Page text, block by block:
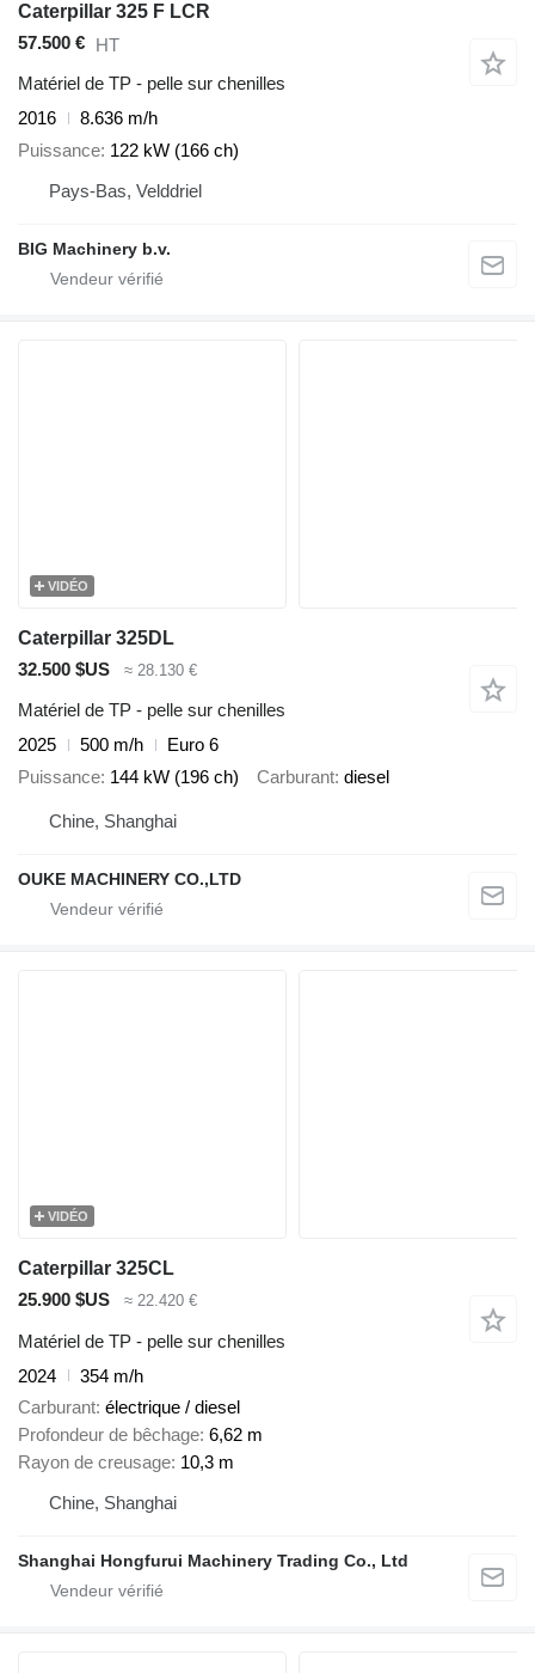
Caterpillar 325 F LCR
57.500 € HT
Matériel de TP - pelle sur chenilles
2016
8.636 m/h
Puissance 122 kW (166 ch)
Pays-Bas, Velddriel
BIG Machinery b.v.
VIDÉO
Caterpillar 325DL
32.500 $US
≈ 28.130 €
Matériel de TP - pelle sur chenilles
2025
500 m/h
Euro 6
Puissance 144 kW (196 ch) Carburant diesel
Chine, Shanghai
OUKE MACHINERY CO.,LTD
VIDÉO
Caterpillar 325CL
25.900 $US
≈ 22.420 €
Matériel de TP - pelle sur chenilles
2024
354 m/h
Carburant électrique / diesel
Profondeur de bêchage 6,62 m
Rayon de creusage 10,3 m
Chine, Shanghai
Shanghai Hongfurui Machinery Trading Co., Ltd